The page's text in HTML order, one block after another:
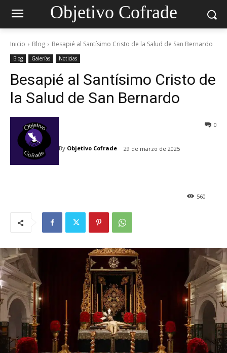
Objetivo Cofrade
Inicio Blog Besapié al Santísimo Cristo de la Salud de San Bernardo
Blog Galerías Noticias
Besapié al Santísimo Cristo de
la Salud de San Bernardo
By Objetivo Cofrade 29 de marzo de 2025
0
560